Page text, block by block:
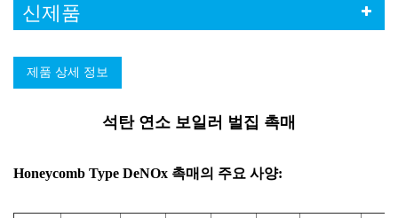
신제품
제품 상세 정보
석탄 연소 보일러 벌집 촉매
Honeycomb Type DeNOx 촉매의 주요 사양: